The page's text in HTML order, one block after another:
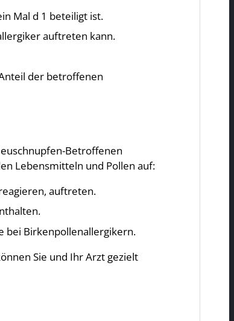
Mal d 1 beteiligt ist.
auftreten kann.
der betroffenen
Betroffenen
Lebensmitteln und Pollen auf:
auftreten.
bei Birkenpollenallergikern.
Sie und Ihr Arzt gezielt